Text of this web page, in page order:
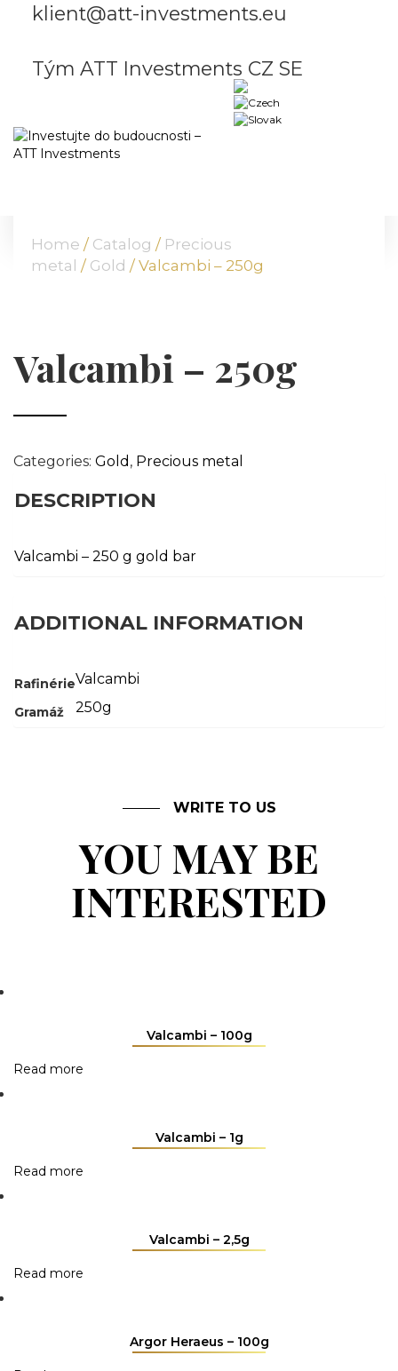
klient@att-investments.eu
Tým ATT Investments CZ SE
OUR OFFER
COMMODITIES
BLOG
Home / Catalog / Precious
metal / Gold / Valcambi – 250g
Valcambi – 250g
Categories: Gold , Precious metal
DESCRIPTION
Valcambi – 250 g gold bar
ADDITIONAL INFORMATION
RafinérieValcambi
Gramáž 250g
WRITE TO US
YOU MAY BE
INTERESTED
Valcambi – 100g
Read more
Valcambi – 1g
Read more
Valcambi – 2,5g
Read more
Argor Heraeus – 100g